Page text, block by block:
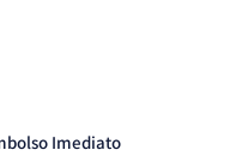
Imediato